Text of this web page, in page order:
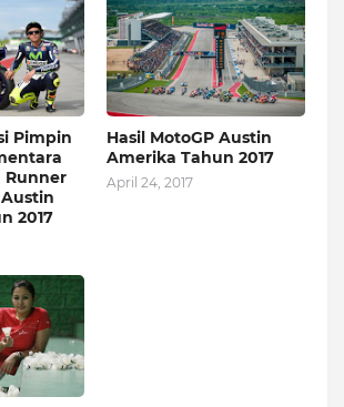
Pimpin
Runner
2017
Hasil MotoGP Austin
Amerika Tahun 2017
April 24, 2017